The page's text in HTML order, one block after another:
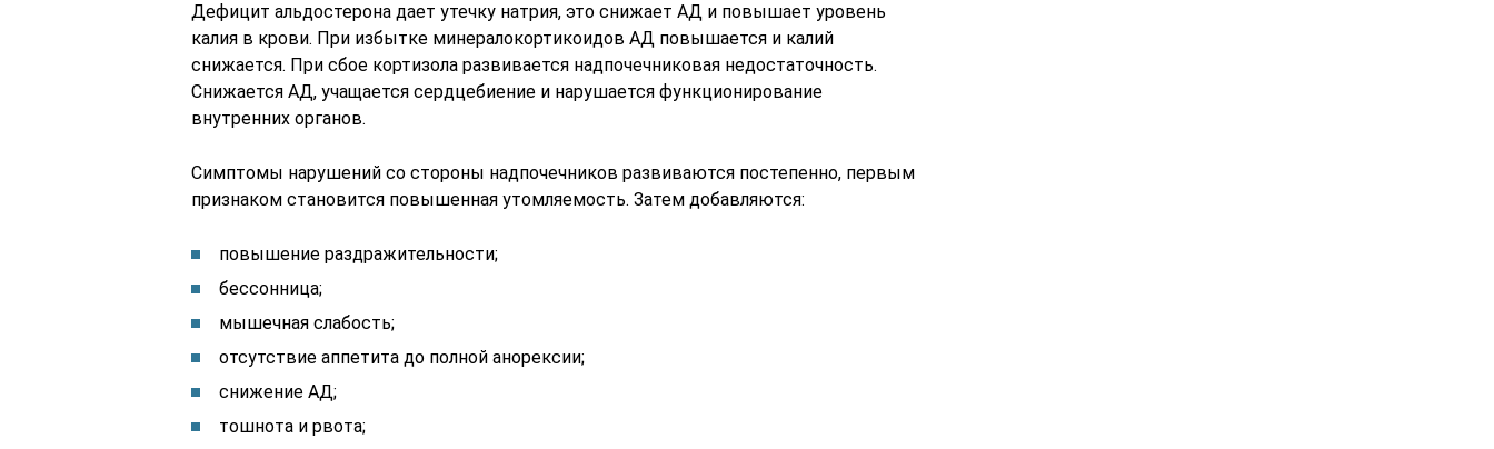
Дефицит альдостерона дает утечку натрия, это снижает АД и повышает уровень
калия в крови. При избытке минералокортикоидов АД повышается и калий
снижается. При сбое кортизола развивается надпочечниковая недостаточность.
Снижается АД, учащается сердцебиение и нарушается функционирование
внутренних органов.
Симптомы нарушений со стороны надпочечников развиваются постепенно, первым
признаком становится повышенная утомляемость. Затем добавляются:
повышение раздражительности;
бессонница;
мышечная слабость;
отсутствие аппетита до полной анорексии;
снижение АД;
тошнота и рвота;